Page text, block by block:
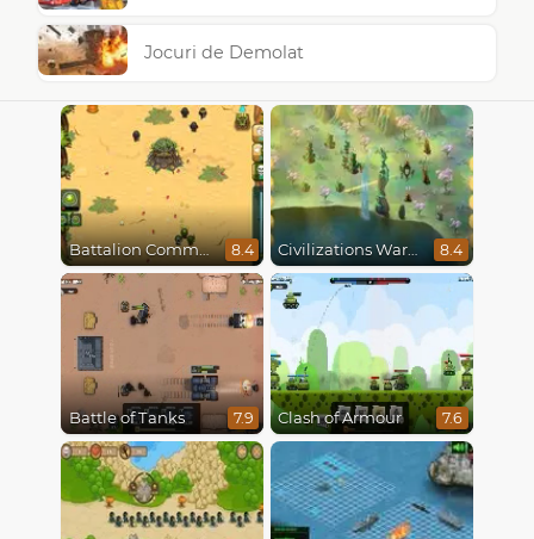
Jocuri de Demolat
Battalion Commander 8.4 Civilizations Wars Master Edition 8.4
Battle of Tanks 7.9 Clash of Armour 7.6